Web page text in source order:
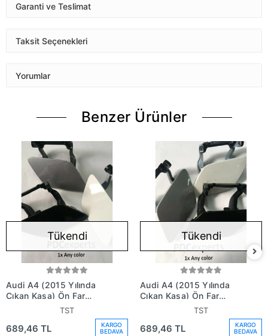
Garanti ve Teslimat
Taksit Seçenekleri
Yorumlar
Benzer Ürünler
Tükendi
Audi A4 (2015 Yılında
Çıkan Kasa) Ön Far
Yıkama Kapağı Sağ
(Oem No: 8W0955276)
TST
689,46 TL
KARGO
BEDAVA
Tükendi
Audi A4 (2015 Yılında
Çıkan Kasa) Ön Far
Yıkama Kapağı Sol (Oem
TST
689,46 TL
KARGO
BEDAVA